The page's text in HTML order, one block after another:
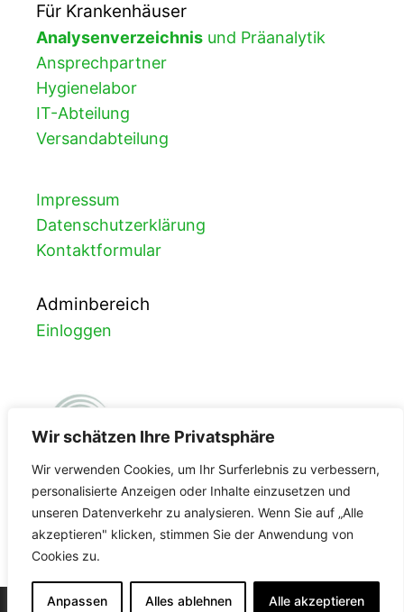
Wir schätzen Ihre Privatsphäre
Wir verwenden Cookies, um Ihr Surferlebnis zu verbessern,
personalisierte Anzeigen oder Inhalte einzusetzen und
unseren Datenverkehr zu analysieren. Wenn Sie auf „Alle
akzeptieren" klicken, stimmen Sie der Anwendung von
Cookies zu.
Anpassen Alles ablehnen Alle akzeptieren
Für Krankenhäuser
Analysenverzeichnis und Präanalytik
Ansprechpartner
Hygienelabor
IT-Abteilung
Versandabteilung
Impressum
Datenschutzerklärung
Kontaktformular
Adminbereich
Einloggen
FDA-Registrierung
3002965587